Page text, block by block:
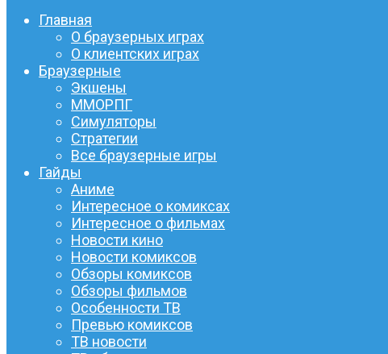
Главная
О браузерных играх
О клиентских играх
Браузерные
Экшены
ММОРПГ
Симуляторы
Стратегии
Все браузерные игры
Гайды
Аниме
Интересное о комиксах
Интересное о фильмах
Новости кино
Новости комиксов
Обзоры комиксов
Обзоры фильмов
Особенности ТВ
Превью комиксов
ТВ новости